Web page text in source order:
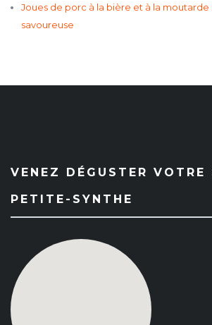
Joues de porc à la bière et à la
savoureuse
VENEZ DÉGUSTER VOTRE
PETITE-SYNTHE